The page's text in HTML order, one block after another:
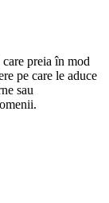
preia în mod
pe care le aduce
sau